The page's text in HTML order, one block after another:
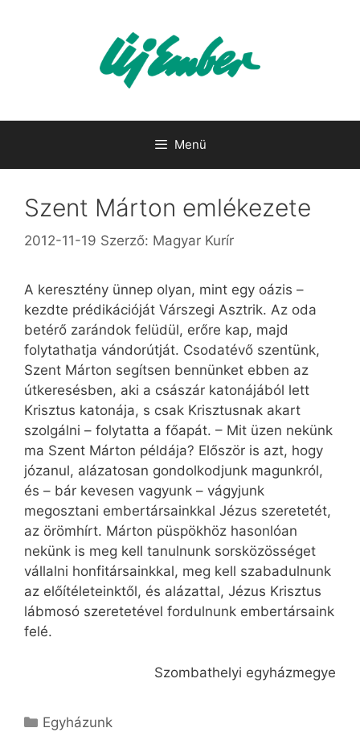
Menü
Szent Márton emlékezete
2012-11-19 Szerző: Magyar Kurír
A keresztény ünnep olyan, mint egy oázis –
kezdte prédikációját Várszegi Asztrik. Az oda
betérő zarándok felüdül, erőre kap, majd
folytathatja vándorútját. Csodatévő szentünk,
Szent Márton segítsen bennünket ebben az
útkeresésben, aki a császár katonájából lett
Krisztus katonája, s csak Krisztusnak akart
szolgálni – folytatta a főapát. – Mit üzen nekünk
ma Szent Márton példája? Először is azt, hogy
józanul, alázatosan gondolkodjunk magunkról,
és – bár kevesen vagyunk – vágyjunk
megosztani embertársainkkal Jézus szeretetét,
az örömhírt. Márton püspökhöz hasonlóan
nekünk is meg kell tanulnunk sorsközösséget
vállalni honfitársainkkal, meg kell szabadulnunk
az előítéleteinktől, és alázattal, Jézus Krisztus
lábmosó szeretetével fordulnunk embertársaink
felé.
Szombathelyi egyházmegye
Kategória
Egyházunk